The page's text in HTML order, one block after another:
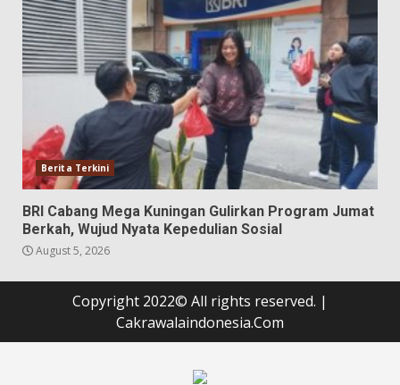
Berita Terkini
BRI Cabang Mega Kuningan Gulirkan Program Jumat
Berkah, Wujud Nyata Kepedulian Sosial
August 5, 2026
Copyright 2022© All rights reserved. |
Cakrawalaindonesia.Com